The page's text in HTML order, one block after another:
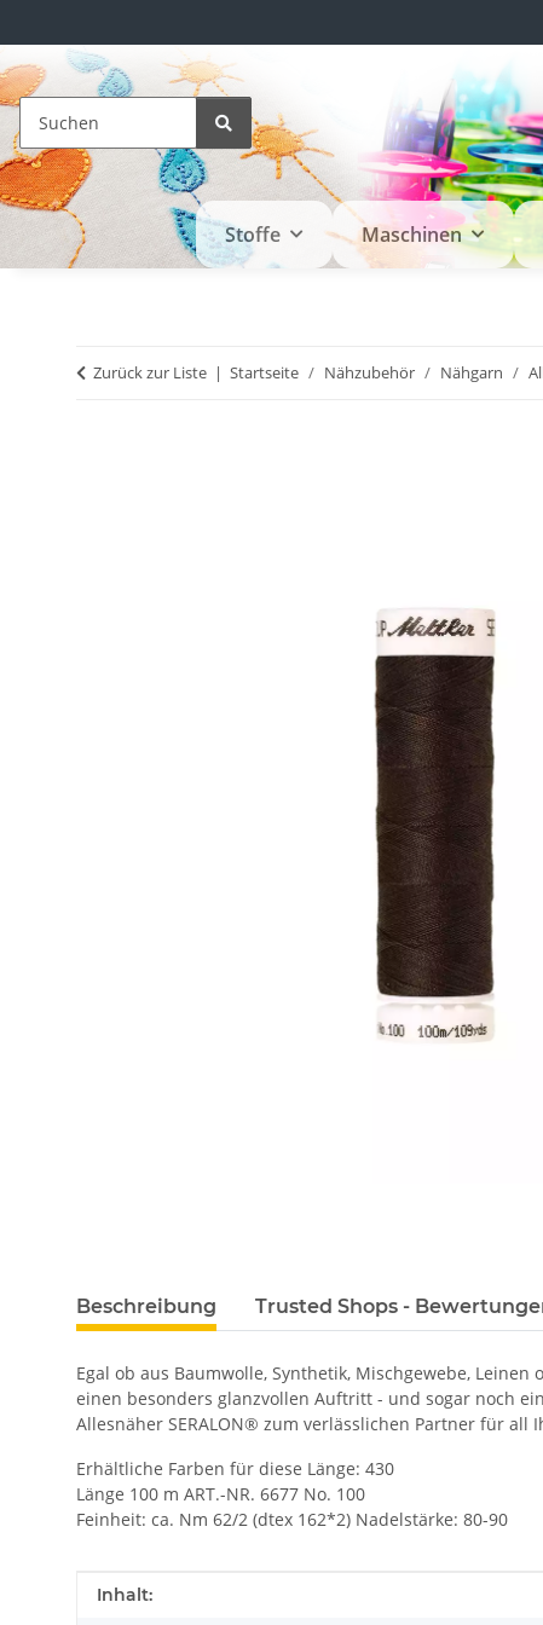
Stoffe Maschinen
Zurück zur Liste Startseite Nähzubehör Nähgarn
Beschreibung Trusted Shops -
Egal ob aus Baumwolle, Synthetik, Mischgewebe,
einen besonders glanzvollen Auftritt - und sogar noch
Allesnäher SERALON® zum verlässlichen Partner für all
Erhältliche Farben für diese Länge: 430
Länge 100 m ART.-NR. 6677 No. 100
Feinheit: ca. Nm 62/2 (dtex 162*2) Nadelstärke: 80-90
Produkteigenschaft
Wert
Inhalt: